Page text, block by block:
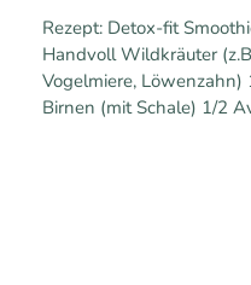
Rezept: Detox-fit
Handvoll Wildkräuter
Vogelmiere, Löwenzahn)
Birnen (mit Schale) 1/2